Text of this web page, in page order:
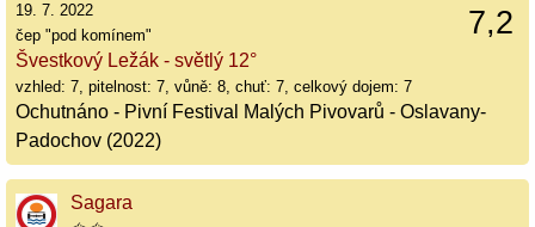
7,2
19. 7. 2022
čep "pod komínem"
Švestkový Ležák - světlý 12°
vzhled: 7, pitelnost: 7, vůně: 8, chuť: 7, celkový dojem: 7
Ochutnáno - Pivní Festival Malých Pivovarů - Oslavany-
Padochov (2022)
Sagara